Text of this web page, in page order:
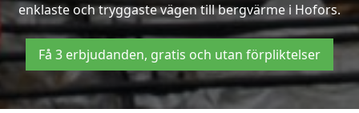
enklaste och tryggaste vägen till bergvärme i Hofors.
Få 3 erbjudanden, gratis och utan förpliktelser